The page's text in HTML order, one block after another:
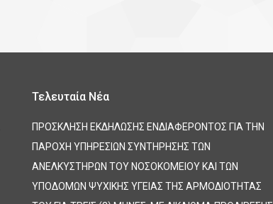
Τελευταία Νέα
ΠΡΟΣΚΛΗΣΗ ΕΚΔΗΛΩΣΗΣ ΕΝΔΙΑΦΕΡΟΝΤΟΣ ΓΙΑ ΤΗΝ
ΠΑΡΟΧΗ ΥΠΗΡΕΣΙΩΝ ΣΥΝΤΗΡΗΣΗΣ ΤΩΝ
ΑΝΕΛΚΥΣΤΗΡΩΝ ΤΟΥ ΝΟΣΟΚΟΜΕΙΟΥ ΚΑΙ ΤΩΝ
ΥΠΟΔΟΜΩΝ ΨΥΧΙΚΗΣ ΥΓΕΙΑΣ ΤΗΣ ΑΡΜΟΔΙΟΤΗΤΑΣ